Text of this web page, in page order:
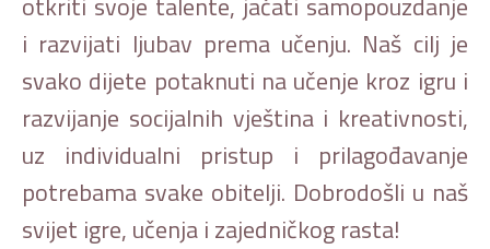
i razvijati ljubav prema učenju. Naš cilj je
svako dijete potaknuti na učenje kroz igru i
razvijanje socijalnih vještina i kreativnosti,
uz individualni pristup i prilagođavanje
potrebama svake obitelji. Dobrodošli u naš
svijet igre, učenja i zajedničkog rasta!